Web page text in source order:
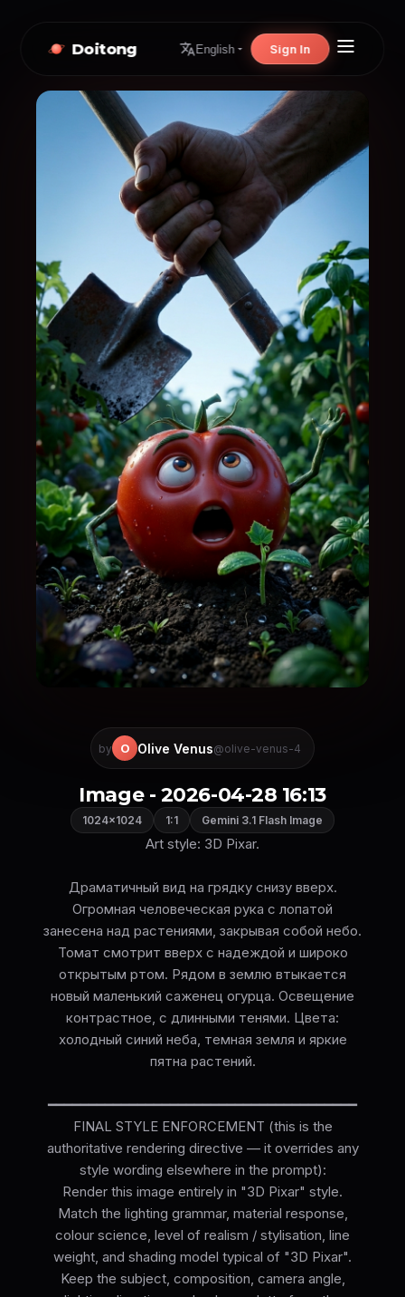
Doitong English Sign In
by O Olive Venus@olive-venus-4
Image - 2026-04-28 16:13
1024×1024 1:1 Gemini 3.1 Flash Image
Art style: 3D Pixar.
Драматичный вид на грядку снизу вверх.
Огромная человеческая рука с лопатой
занесена над растениями, закрывая собой небо.
Томат смотрит вверх с надеждой и широко
открытым ртом. Рядом в землю втыкается
новый маленький саженец огурца. Освещение
контрастное, с длинными тенями. Цвета:
холодный синий неба, темная земля и яркие
пятна растений.
━━━━━━━━━━━━━━━━━━━━━━━━━━━━━━━━━━━━━━
FINAL STYLE ENFORCEMENT (this is the
authoritative rendering directive — it overrides any
style wording elsewhere in the prompt):
Render this image entirely in "3D Pixar" style.
Match the lighting grammar, material response,
colour science, level of realism / stylisation, line
weight, and shading model typical of "3D Pixar".
Keep the subject, composition, camera angle,